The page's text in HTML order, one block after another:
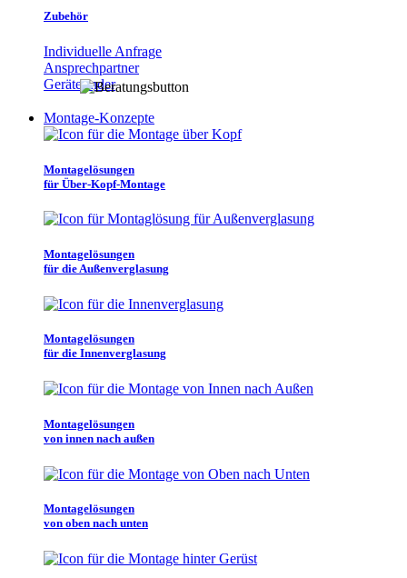
Zubehör
Individuelle Anfrage
Ansprechpartner
Gerätefinder
Montage-Konzepte
Montagelösungen
für Über-Kopf-Montage
Montagelösungen
für die Außenverglasung
Montagelösungen
für die Innenverglasung
Montagelösungen
von innen nach außen
Montagelösungen
von oben nach unten